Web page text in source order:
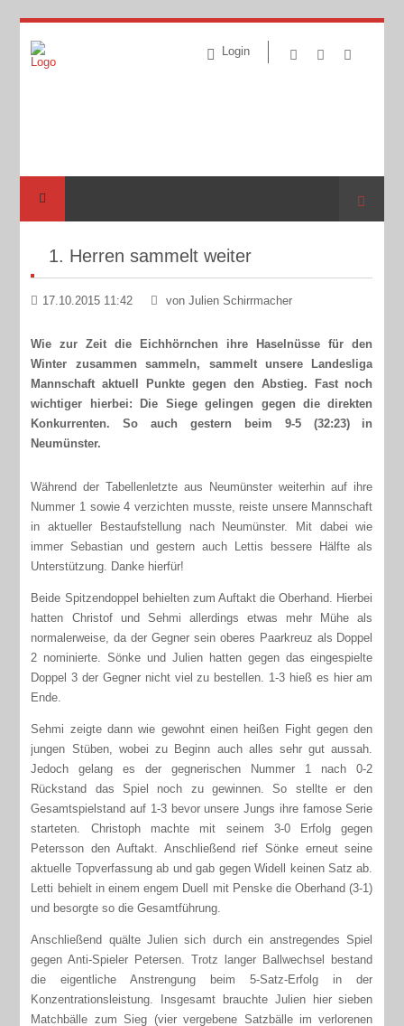
Login
Suche
1. Herren sammelt weiter
17.10.2015 11:42 von Julien Schirrmacher
Wie zur Zeit die Eichhörnchen ihre Haselnüsse für den
Winter zusammen sammeln, sammelt unsere Landesliga
Mannschaft aktuell Punkte gegen den Abstieg. Fast noch
wichtiger hierbei: Die Siege gelingen gegen die direkten
Konkurrenten. So auch gestern beim 9-5 (32:23) in
Neumünster.
Während der Tabellenletzte aus Neumünster weiterhin auf ihre
Nummer 1 sowie 4 verzichten musste, reiste unsere Mannschaft
in aktueller Bestaufstellung nach Neumünster. Mit dabei wie
immer Sebastian und gestern auch Lettis bessere Hälfte als
Unterstützung. Danke hierfür!
Beide Spitzendoppel behielten zum Auftakt die Oberhand. Hierbei
hatten Christof und Sehmi allerdings etwas mehr Mühe als
normalerweise, da der Gegner sein oberes Paarkreuz als Doppel
2 nominierte. Sönke und Julien hatten gegen das eingespielte
Doppel 3 der Gegner nicht viel zu bestellen. 1-3 hieß es hier am
Ende.
Sehmi zeigte dann wie gewohnt einen heißen Fight gegen den
jungen Stüben, wobei zu Beginn auch alles sehr gut aussah.
Jedoch gelang es der gegnerischen Nummer 1 nach 0-2
Rückstand das Spiel noch zu gewinnen. So stellte er den
Gesamtspielstand auf 1-3 bevor unsere Jungs ihre famose Serie
starteten. Christoph machte mit seinem 3-0 Erfolg gegen
Petersson den Auftakt. Anschließend rief Sönke erneut seine
aktuelle Topverfassung ab und gab gegen Widell keinen Satz ab.
Letti behielt in einem engem Duell mit Penske die Oberhand (3-1)
und besorgte so die Gesamtführung.
Anschließend quälte Julien sich durch ein anstregendes Spiel
gegen Anti-Spieler Petersen. Trotz langer Ballwechsel bestand
die eigentliche Anstrengung beim 5-Satz-Erfolg in der
Konzentrationsleistung. Insgesamt brauchte Julien hier sieben
Matchbälle zum Sieg (vier vergebene Satzbälle im verlorenen